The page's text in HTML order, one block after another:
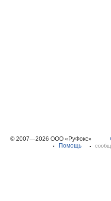
© 2007—2026 ООО «РуФокс»
Помощь